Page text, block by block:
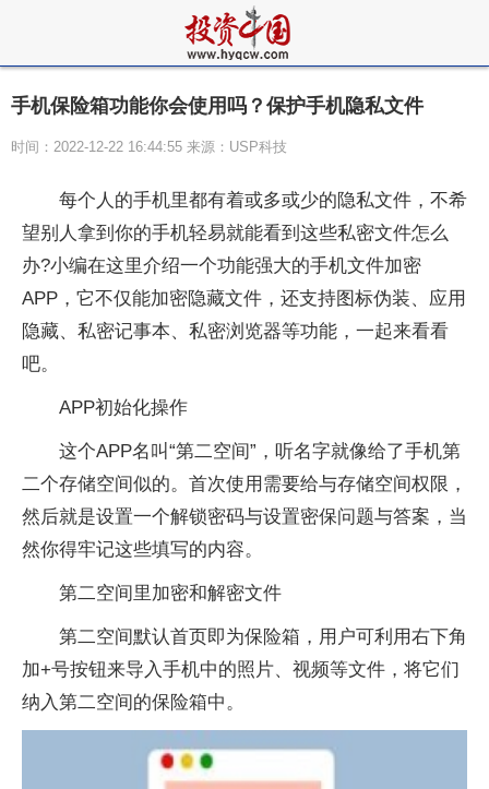
手机保险箱功能你会使用吗？保护手机隐私文件
时间：2022-12-22 16:44:55 来源：USP科技
每个人的手机里都有着或多或少的隐私文件，不希
望别人拿到你的手机轻易就能看到这些私密文件怎么
办?小编在这里介绍一个功能强大的手机文件加密
APP，它不仅能加密隐藏文件，还支持图标伪装、应用
隐藏、私密记事本、私密浏览器等功能，一起来看看
吧。
APP初始化操作
这个APP名叫“第二空间”，听名字就像给了手机第
二个存储空间似的。首次使用需要给与存储空间权限，
然后就是设置一个解锁密码与设置密保问题与答案，当
然你得牢记这些填写的内容。
第二空间里加密和解密文件
第二空间默认首页即为保险箱，用户可利用右下角
加+号按钮来导入手机中的照片、视频等文件，将它们
纳入第二空间的保险箱中。